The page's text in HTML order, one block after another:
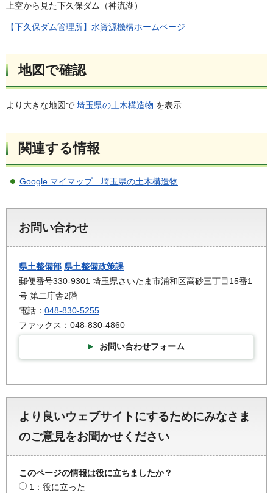
上空から見た下久保ダム（神流湖）
【下久保ダム管理所】水資源機構ホームページ
地図で確認
より大きな地図で 埼玉県の土木構造物 を表示
関連する情報
Google マイマップ 埼玉県の土木構造物
お問い合わせ
県土整備部 県土整備政策課
郵便番号330-9301 埼玉県さいたま市浦和区高砂三丁目15番1
号 第二庁舎2階
電話： 048-830-5255
ファックス：048-830-4860
お問い合わせフォーム
より良いウェブサイトにするためにみなさま
のご意見をお聞かせください
このページの情報は役に立ちましたか？
1：役に立った